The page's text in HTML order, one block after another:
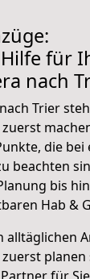
für
nach
Trier
die bei
beachten
bis
Hab &
alltäglichen